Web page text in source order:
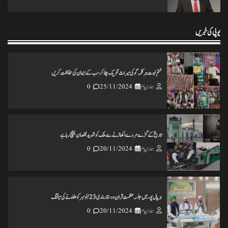
یوپی کی خبریں
ختم نبوت ہر کلمہ گو کی میراث تحریک چلاکرسب کے ایمان کی حفاظت کریں
ہمارا پیام
25/11/2024
0
تاریخ کے گڑے مردے اکھاڑنے سے ملک کو شدید نقصان پہنچ رہاہے
ہمارا پیام
20/11/2024
0
ہرپال پور میں جلسہ عظمت قران و دستاربندی 23/نومبر کو علماء نے کی میٹنگ
ہمارا پیام
20/11/2024
0